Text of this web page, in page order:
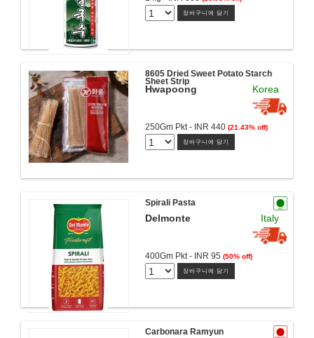
장바구니에 담기
8605 Dried Sweet Potato Starch
Sheet Strip
Hwapoong Korea
250Gm Pkt - INR 440(21.43% off)
장바구니에 담기
Spirali Pasta
Delmonte Italy
400Gm Pkt - INR 95(50% off)
장바구니에 담기
Carbonara Ramyun